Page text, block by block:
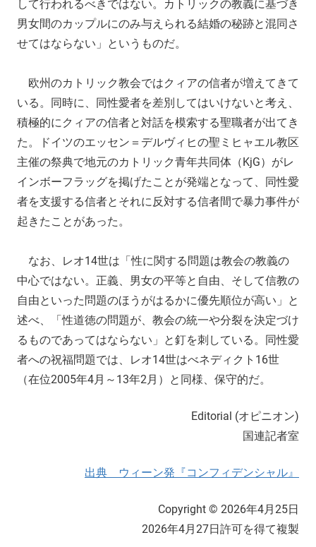
して行われるべきではない。カトリックの教義に基づき
男女間のカップルにのみ与えられる結婚の秘跡と混同さ
せてはならない」というものだ。
欧州のカトリック教会ではクィアの信者が増えてきて
いる。同時に、同性愛者を差別してはいけないと考え、
積極的にクィアの信者と対話を模索する聖職者が出てき
た。ドイツのエッセン＝デルヴィヒの聖ミヒャエル教区
主催の祭典で地元のカトリック青年共同体（KjG）がレ
インボーフラッグを掲げたことが発端となって、同性愛
者を支援する信者とそれに反対する信者間で暴力事件が
起きたことがあった。
なお、レオ14世は「性に関する問題は教会の教義の
中心ではない。正義、男女の平等と自由、そして信教の
自由といった問題のほうがはるかに優先順位が高い」と
述べ、「性道徳の問題が、教会の統一や分裂を決定づけ
るものであってはならない」と釘を刺している。同性愛
者への祝福問題では、レオ14世はべネディクト16世
（在位2005年4月～13年2月）と同様、保守的だ。
Editorial (オピニオン)
国連記者室
出典 ウィーン発『コンフィデンシャル』
Copyright © 2026年4月25日
2026年4月27日許可を得て複製